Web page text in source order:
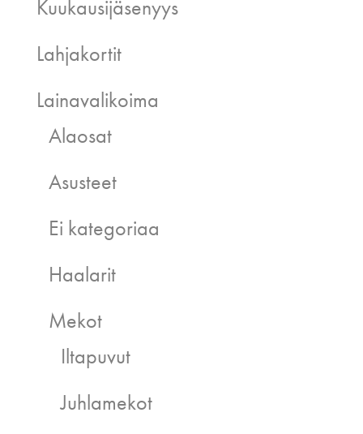
Kuukausijäsenyys
Lahjakortit
Lainavalikoima
Alaosat
Asusteet
Ei kategoriaa
Haalarit
Mekot
Iltapuvut
Juhlamekot